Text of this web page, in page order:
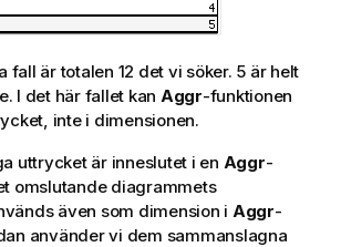
fall är totalen 12 det vi söker. 5 är helt
I det här fallet kan Aggr-funktionen
inte i dimensionen.
uttrycket är inneslutet i en Aggr-
omslutande diagrammets
även som dimension i Aggr-
använder vi dem sammanslagna